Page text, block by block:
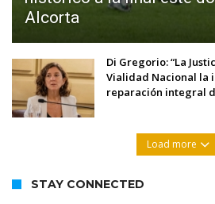
Alcorta
Di Gregorio: “La
Vialidad Nacional la
reparación integral
Load more
STAY CONNECTED